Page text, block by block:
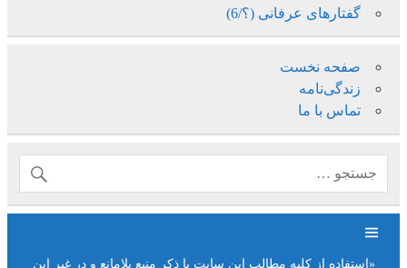
گفتارهای عرفانی (؟/6)
صفحه نخست
زندگی‌نامه
تماس با ما
«استفاده از کلیه مطالب این سایت با ذکر منبع بلامانع و در غیر این